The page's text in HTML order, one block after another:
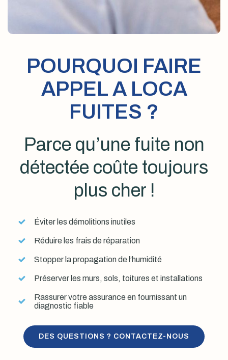
POURQUOI FAIRE
APPEL A LOCA
FUITES ?
Parce qu’une fuite non
détectée coûte toujours
plus cher !
Éviter les démolitions inutiles
Réduire les frais de réparation
Stopper la propagation de l’humidité
Préserver les murs, sols, toitures et installations
Rassurer votre assurance en fournissant un
diagnostic fiable
DES QUESTIONS ? CONTACTEZ-NOUS